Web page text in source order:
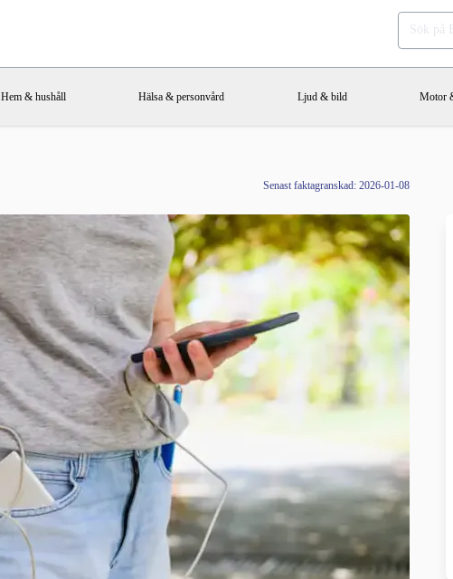
Hem & hushåll Hälsa & personvård Ljud & bild Motor
Senast faktagranskad: 2026-01-08